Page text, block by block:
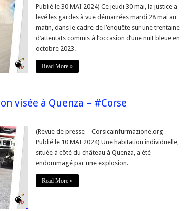
Publié le 30 MAI 2024) Ce jeudi 30 mai, la justice a
levé les gardes à vue démarrées mardi 28 mai au
matin, dans le cadre de l’enquête sur une trentaine
d’attentats commis à l’occasion d’une nuit bleue en
octobre 2023.
Read More »
visée à Quenza – #Corse
(Revue de presse – Corsicainfurmazione.org –
Publié le 10 MAI 2024) Une habitation individuelle,
située à côté du château à Quenza, a été
endommagé par une explosion.
Read More »